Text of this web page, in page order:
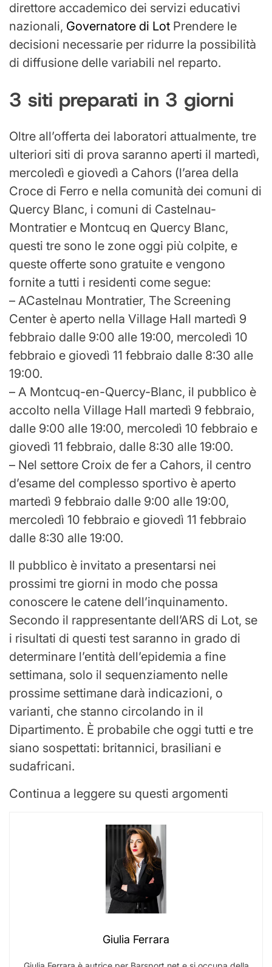
direttore accademico dei servizi educativi
nazionali, Governatore di Lot Prendere le
decisioni necessarie per ridurre la possibilità
di diffusione delle variabili nel reparto.
3 siti preparati in 3 giorni
Oltre all’offerta dei laboratori attualmente, tre
ulteriori siti di prova saranno aperti il ​​martedì,
mercoledì e giovedì a Cahors (l’area della
Croce di Ferro e nella comunità dei comuni di
Quercy Blanc, i comuni di Castelnau-
Montratier e Montcuq en Quercy Blanc,
questi tre sono le zone oggi più colpite, e
queste offerte sono gratuite e vengono
fornite a tutti i residenti come segue:
– ACastelnau Montratier, The Screening
Center è aperto nella Village Hall martedì 9
febbraio dalle 9:00 alle 19:00, mercoledì 10
febbraio e giovedì 11 febbraio dalle 8:30 alle
19:00.
– A Montcuq-en-Quercy-Blanc, il pubblico è
accolto nella Village Hall martedì 9 febbraio,
dalle 9:00 alle 19:00, mercoledì 10 febbraio e
giovedì 11 febbraio, dalle 8:30 alle 19:00.
– Nel settore Croix de fer a Cahors, il centro
d’esame del complesso sportivo è aperto
martedì 9 febbraio dalle 9:00 alle 19:00,
mercoledì 10 febbraio e giovedì 11 febbraio
dalle 8:30 alle 19:00.
Il pubblico è invitato a presentarsi nei
prossimi tre giorni in modo che possa
conoscere le catene dell’inquinamento.
Secondo il rappresentante dell’ARS di Lot, se
i risultati di questi test saranno in grado di
determinare l’entità dell’epidemia a fine
settimana, solo il sequenziamento nelle
prossime settimane darà indicazioni, o
varianti, che stanno circolando in il
Dipartimento. È probabile che oggi tutti e tre
siano sospettati: britannici, brasiliani e
sudafricani.
Continua a leggere su questi argomenti
Giulia Ferrara